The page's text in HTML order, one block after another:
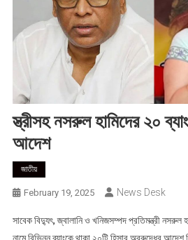
স্ত্রীসহ নসরুল হামিদের ২০
আদেশ
জাতীয়
February 19, 2025 News Desk
সাবেক বিদ্যুৎ, জ্বালানি ও খনিজসম্পদ প্রতিমন্ত্রী নসরুল